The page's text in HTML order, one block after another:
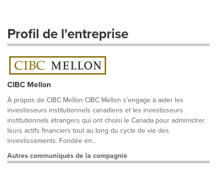
Profil de l'entreprise
CIBC Mellon
À propos de CIBC Mellon CIBC Mellon s’engage à aider les
investisseurs institutionnels canadiens et les investisseurs
institutionnels étrangers qui ont choisi le Canada pour administrer
leurs actifs financiers tout au long du cycle de vie des
investissements. Fondée en...
Autres communiqués de la compagnie